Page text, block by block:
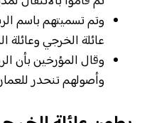
وتم تسميتهم باسم
عائلة الخرجي وعائلة
وقال المؤرخين بأن
وأصولهم تنحدر